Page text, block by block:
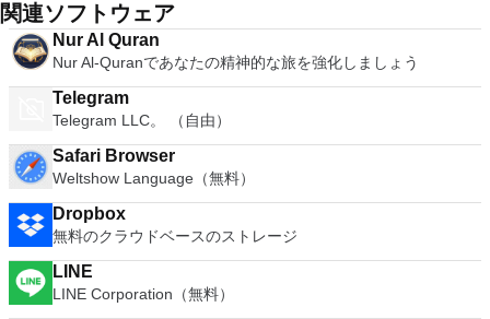
関連ソフトウェア
Nur Al Quran
Nur Al-Quranであなたの精神的な旅を強化しましょう
Telegram
Telegram LLC。 （自由）
Safari Browser
Weltshow Language（無料）
Dropbox
無料のクラウドベースのストレージ
LINE
LINE Corporation（無料）